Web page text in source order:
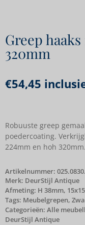
Greep haaks
320mm
€54,45
Robuuste greep
poedercoating.
224mm en hoh 320mm.
Artikelnummer:
Merk: DeurStijl Antique
Afmeting: H 38mm,
Tags: Meubelgrepen,
Categorieën: Alle
DeurStijl Antique